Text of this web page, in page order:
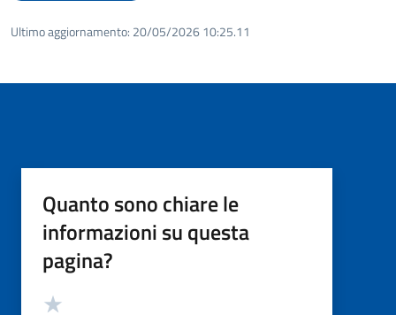
Ultimo aggiornamento: 20/05/2026 10:25.11
Quanto sono chiare le
informazioni su questa
pagina?
Valutazione